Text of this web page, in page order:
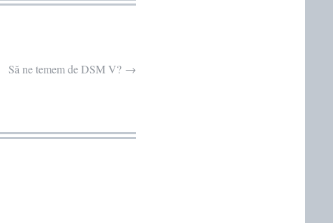
Să ne temem de DSM V? →